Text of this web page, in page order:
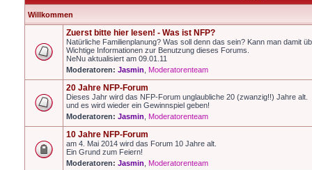
Willkommen
Zuerst bitte hier lesen! - Was ist NFP?
Natürliche Familienplanung? Was soll denn das sein? Kann man damit
Wichtige Informationen zur Benutzung dieses Forums.
NeNu aktualisiert am 09.01.11
Moderatoren: Jasmin Moderatorenteam
20 Jahre NFP-Forum
Dieses Jahr wird das NFP-Forum unglaubliche 20 (zwanzig!!) Jahre alt.
und es wird wieder ein Gewinnspiel geben!
Moderatoren: Jasmin Moderatorenteam
10 Jahre NFP-Forum
am 4. Mai 2014 wird das Forum 10 Jahre alt.
Ein Grund zum Feiern!
Moderatoren: Jasmin Moderatorenteam